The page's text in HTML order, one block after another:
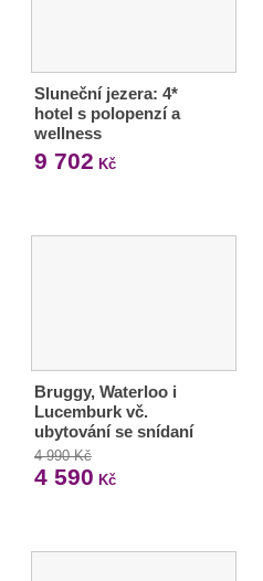
Sluneční jezera: 4*
hotel s polopenzí a
wellness
9 702 Kč
Bruggy, Waterloo i
Lucemburk vč.
ubytování se snídaní
4 990 Kč
4 590 Kč